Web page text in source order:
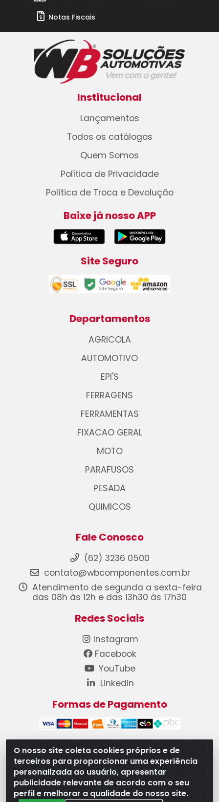
O nosso site coleta cookies próprios e de
terceiros para proporcionar uma experiência
personalizada ao usuário, apresentar
publicidade relevante de acordo com o seu
perfil e melhorar a qualidade do nosso site.
Notas Fiscais
Institucional
Lançamentos
Todos os catálogos
Quem Somos
Política de Privacidade
Política de Troca e Devolução
Baixe já nosso APP
Site Seguro
Departamentos
AGRICOLA
AUTOMOTIVO
EPI'S
FERRAGENS
FERRAMENTAS
FIXACAO GERAL
MOTO
PARAFUSOS
PESADA
QUIMICOS
Fale Conosco
(62) 3236 0500
contato@wbcomponentes.com.br
Atendimento de segunda a sexta-feira
das 08h às 12h e das 13h30 às 17h30
Redes Sociais
Instagram
Facebook
YouTube
Linkedin
Formas de Pagamento
WB Componentes Automotivos LTDA - CNPJ
08.528.393/0001-12 - Rua do Níquel, 667 - Parque
Oeste Industrial, Goiânia/GO - CEP 74375-660